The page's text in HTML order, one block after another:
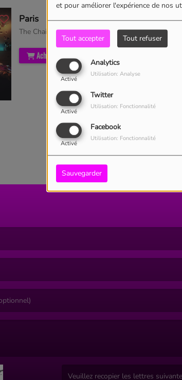
et pour améliorer l'expérience de nos
Tout accepter Tout refuser
Analytics
Activé
Utilisation: Analyse
Twitter
Activé
Utilisation: Fonctionnalité
Facebook
Activé
Utilisation: Fonctionnalité
Sauvegarder
Paris
The Chainsmokers
Acheter ce titre